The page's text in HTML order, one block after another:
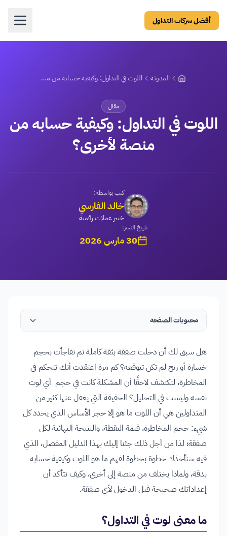
أفضل شركات التداول
المدونة اللوت في التداول: وكيفية حسابه من منصة لأخرى؟
مقال
اللوت في التداول: وكيفية حسابه من
منصة لأخرى؟
كتب بواسطة:
خالد الفارسي
خبير عملات رقمية
تاريخ النشر:
30 مارس 2026
محتويات الصفحة
هل سبق لك أن دخلت صفقة بثقة كاملة ثم تفاجأت بحجم
خسارة أو ربح لم تكن تتوقعه؟ كم مرة اعتقدت أنك تتحكم في
المخاطرة، لتكتشف لاحقًا أن المشكلة كانت في حجم أي لوت
نفسه وليست في التحليل؟ الحقيقة التي يغفل عنها كثير من
المتداولين هي أن اللوت ما هو إلا حجر الأساس الذي يحدد كل
شيء: حجم المخاطرة، قيمة النقطة، والنتيجة النهائية لكل
صفقة؛ لذا من أجل ذلك جئنا إليك بهذا الدليل المفصل، الذي
فيه سنأخذك خطوة بخطوة لفهم ما هو اللوت وكيفية حسابه
بدقة، ولماذا يختلف من منصة إلى أخرى، وكيف تتأكد أن
إعداداتك صحيحة قبل الدخول لأي صفقة.
ما معنى لوت في التداول؟